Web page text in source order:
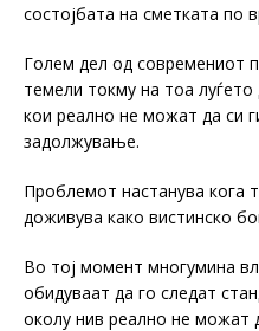
состојбата на сметката по
Голем дел од современиот
темели токму на тоа
кои реално не можат да си
задолжување.
Проблемот настанува кога
доживува како вистинско
Во тој момент многумина
обидуваат да го следат
околу нив реално не можат